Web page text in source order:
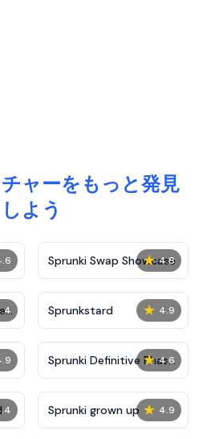
ャーをもっと発見
しよう
★ 4.8
Sprunki Swap Showcase
★ 4.9
Sprunkstard
★ 4.6
Sprunki Definitive Phase
7
★ 4.9
Sprunki grown up